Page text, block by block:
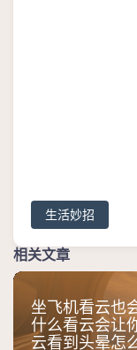
生活妙招
相关文章
坐飞机看云也
什么看云会让
云看到头晕怎